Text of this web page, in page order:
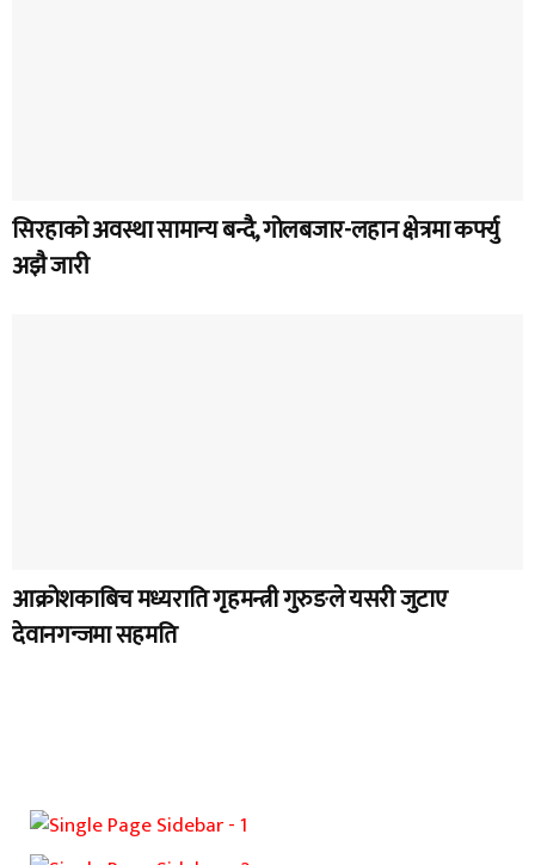
सिरहाको अवस्था सामान्य बन्दै, गोलबजार-लहान क्षेत्रमा कर्फ्यु
अझै जारी
आक्रोशकाबिच मध्यराति गृहमन्त्री गुरुङले यसरी जुटाए
देवानगन्जमा सहमति